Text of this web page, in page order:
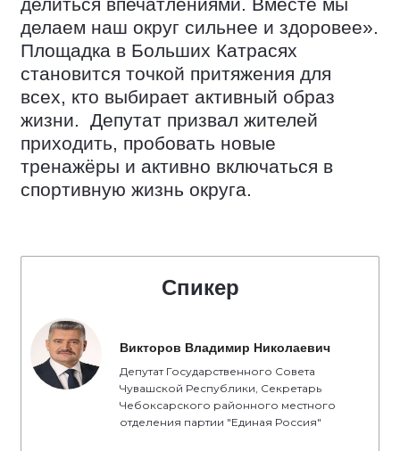
делиться впечатлениями. Вместе мы
делаем наш округ сильнее и здоровее».
Площадка в Больших Катрасях
становится точкой притяжения для
всех, кто выбирает активный образ
жизни. Депутат призвал жителей
приходить, пробовать новые
тренажёры и активно включаться в
спортивную жизнь округа.
Спикер
Викторов Владимир Николаевич
Депутат Государственного Совета
Чувашской Республики, Секретарь
Чебоксарского районного местного
отделения партии "Единая Россия"